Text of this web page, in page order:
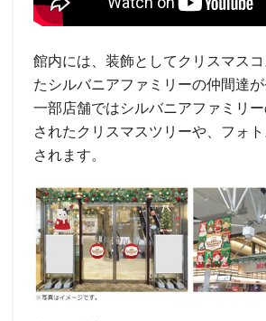
館内には、装飾としてクリスマス
たシルバニアファミリーの仲間達が
一部店舗ではシルバニアファミリ
されたクリスマスツリーや、フォ
されます。